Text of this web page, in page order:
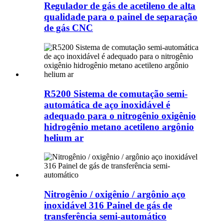
Regulador de gás de acetileno de alta
qualidade para o painel de separação
de gás CNC
R5200 Sistema de comutação semi-
automática de aço inoxidável é
adequado para o nitrogênio oxigênio
hidrogênio metano acetileno argônio
helium ar
Nitrogênio / oxigênio / argônio aço
inoxidável 316 Painel de gás de
transferência semi-automático